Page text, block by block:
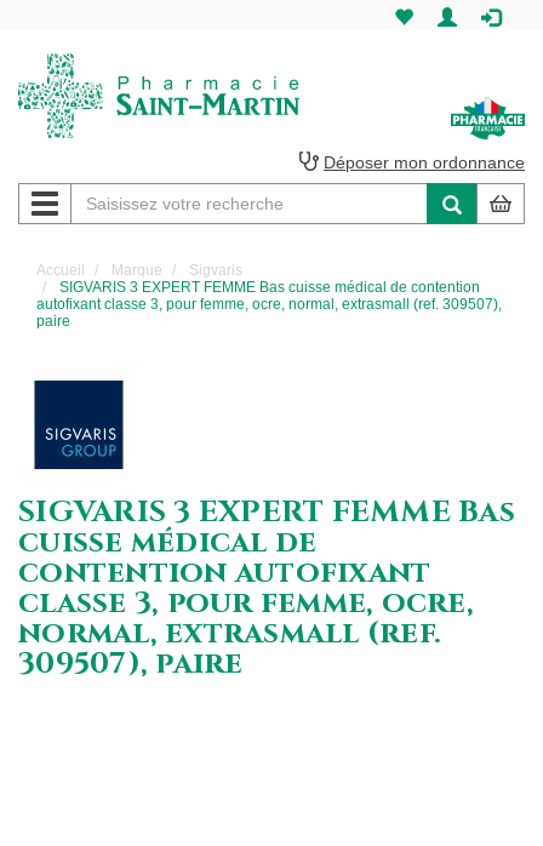
Martin
Pharmacie
Martin
Déposer mon ordonnance
Navigation
Accueil Marque
Sigvaris
SIGVARIS 3 EXPERT FEMME Bas cuisse médical de contention
autofixant classe 3, pour femme, ocre, normal, extrasmall (ref. 309507),
paire
SIGVARIS 3 EXPERT FEMME Bas
cuisse médical de
contention autofixant
classe 3, pour femme, ocre,
normal, extrasmall (ref.
309507), paire